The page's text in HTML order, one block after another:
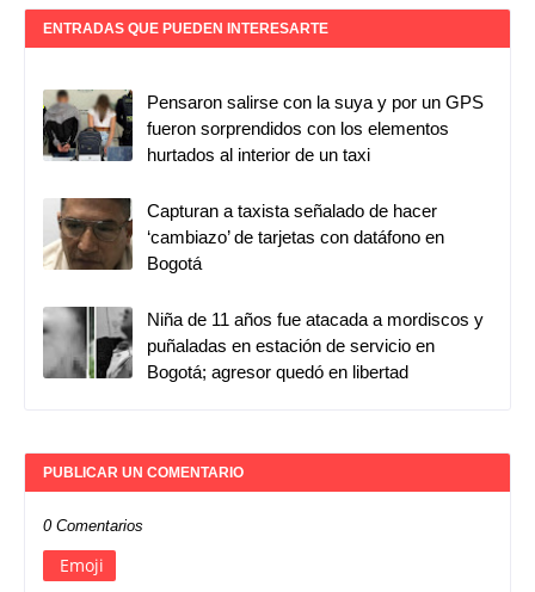
ENTRADAS QUE PUEDEN INTERESARTE
Pensaron salirse con la suya y por un GPS
fueron sorprendidos con los elementos
hurtados al interior de un taxi
Capturan a taxista señalado de hacer
‘cambiazo’ de tarjetas con datáfono en
Bogotá
Niña de 11 años fue atacada a mordiscos y
puñaladas en estación de servicio en
Bogotá; agresor quedó en libertad
PUBLICAR UN COMENTARIO
0 Comentarios
Emoji